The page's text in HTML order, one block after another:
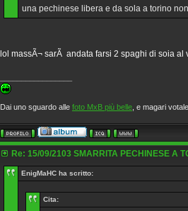
una pechinese libera e da sola a torino
lol massÃ¬ sarÃ andata farsi 2 spaghi di soia al
Dai uno sguardo alle foto MxB più belle , e magari
Re: 15/09/2103 SMARRITA PECHINESE A
EnigMaHC ha scritto:
Cita: